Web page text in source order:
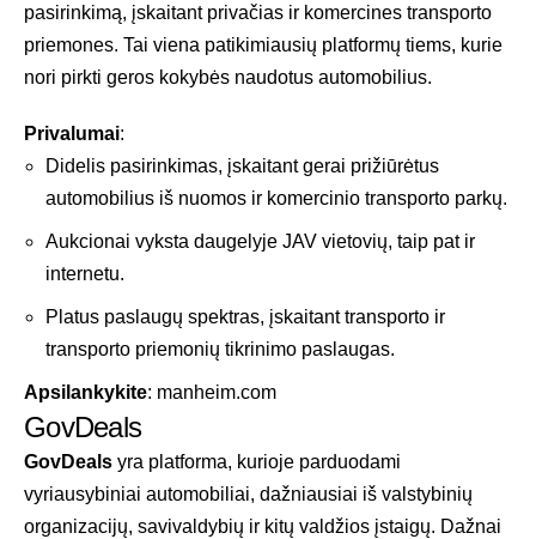
pasirinkimą, įskaitant privačias ir komercines transporto
priemones. Tai viena patikimiausių platformų tiems, kurie
nori pirkti geros kokybės naudotus automobilius.
Privalumai:
Didelis pasirinkimas, įskaitant gerai prižiūrėtus
automobilius iš nuomos ir komercinio transporto parkų.
Aukcionai vyksta daugelyje JAV vietovių, taip pat ir
internetu.
Platus paslaugų spektras, įskaitant transporto ir
transporto priemonių tikrinimo paslaugas.
Apsilankykite: manheim.com
GovDeals
GovDeals yra platforma, kurioje parduodami
vyriausybiniai automobiliai, dažniausiai iš valstybinių
organizacijų, savivaldybių ir kitų valdžios įstaigų. Dažnai